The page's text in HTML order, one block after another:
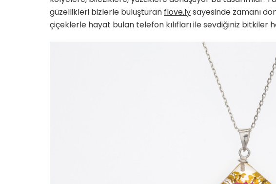
güzellikleri bizlerle buluşturan flove.lysayesinde zamanı
çiçeklerle hayat bulan telefon kılıfları ile sevdiğiniz bitkiler